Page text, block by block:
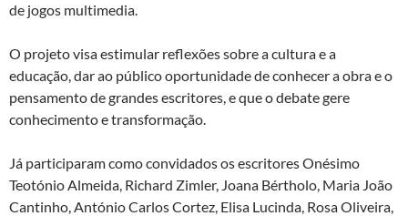
de jogos multimedia.
O projeto visa estimular reflexões sobre a cultura e a
educação, dar ao público oportunidade de conhecer a obra e o
pensamento de grandes escritores, e que o debate gere
conhecimento e transformação.
Já participaram como convidados os escritores Onésimo
Teotónio Almeida, Richard Zimler, Joana Bértholo, Maria João
Cantinho, António Carlos Cortez, Elisa Lucinda, Rosa Oliveira,